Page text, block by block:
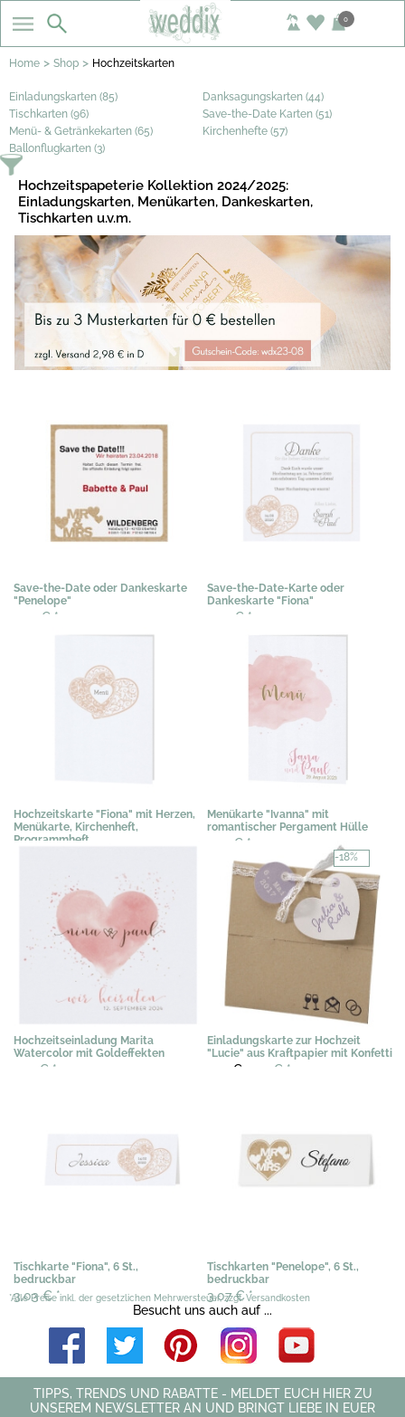
0
Home > Shop > Hochzeitskarten
Einladungskarten (85)
Danksagungskarten (44)
Tischkarten (96)
Save-the-Date Karten (51)
Menü- & Getränkekarten (65)
Kirchenhefte (57)
Ballonflugkarten (3)
Hochzeitspapeterie Kollektion 2024/2025:
Einladungskarten, Menükarten, Dankeskarten,
Tischkarten u.v.m.
Save-the-Date oder Dankeskarte
"Penelope"
0,31 € *
Save-the-Date-Karte oder
Dankeskarte "Fiona"
0,51 € *
Hochzeitskarte "Fiona" mit Herzen,
Menükarte, Kirchenheft,
Programmheft
Menükarte "Ivanna" mit
romantischer Pergament Hülle
1,20 € *
Hochzeitseinladung Marita
Watercolor mit Goldeffekten
2,19 € *
-18%
Einladungskarte zur Hochzeit
"Lucie" aus Kraftpapier mit Konfetti
2,91 € 2,39 € *
Tischkarte "Fiona", 6 St.,
bedruckbar
3,03 €*
Tischkarten "Penelope", 6 St.,
bedruckbar
3,07 €*
*Alle Preise inkl. der gesetzlichen Mehrwersteuer, zzgl. Versandkosten
Besucht uns auch auf ...
TIPPS, TRENDS UND RABATTE - MELDET EUCH HIER ZU
UNSEREM NEWSLETTER AN UND BRINGT LIEBE IN EUER